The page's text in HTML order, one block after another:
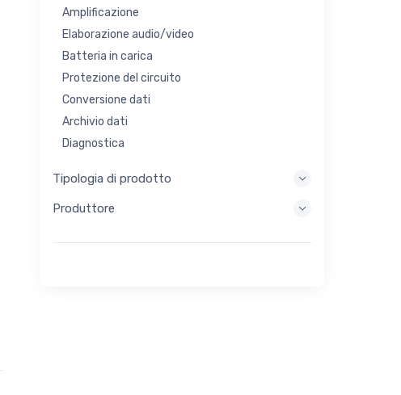
Amplificazione
Elaborazione audio/video
Batteria in carica
Protezione del circuito
Conversione dati
Archivio dati
Diagnostica
Elaborazione incorporata
Raccolta di energia
Tipologia di prodotto
Produttore